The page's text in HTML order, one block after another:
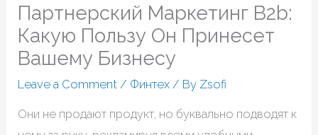
Партнерский Маркетинг B2b:
Какую Пользу Он Принесет
Вашему Бизнесу
Leave a Comment / Финтех / By Zsofi
Они не продают продукт, но буквально подводят к